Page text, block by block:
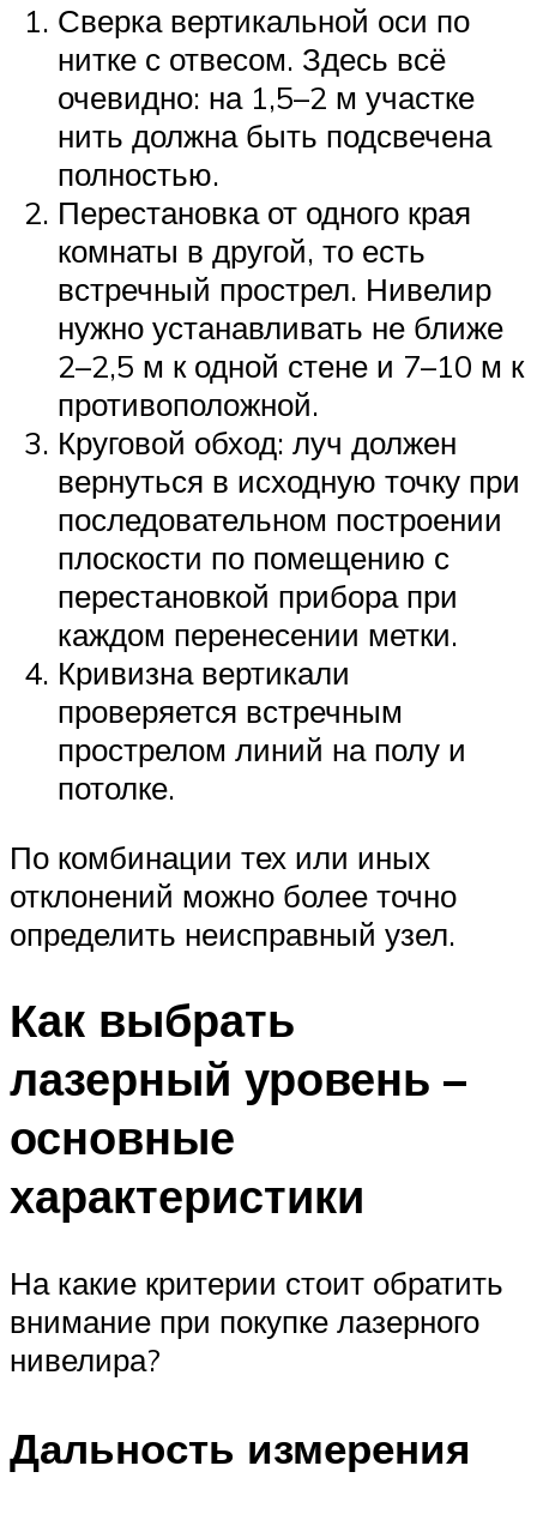
Сверка вертикальной оси по
нитке с отвесом. Здесь всё
очевидно: на 1,5–2 м участке
нить должна быть подсвечена
полностью.
Перестановка от одного края
комнаты в другой, то есть
встречный прострел. Нивелир
нужно устанавливать не ближе
2–2,5 м к одной стене и 7–10 м к
противоположной.
Круговой обход: луч должен
вернуться в исходную точку при
последовательном построении
плоскости по помещению с
перестановкой прибора при
каждом перенесении метки.
Кривизна вертикали
проверяется встречным
прострелом линий на полу и
потолке.
По комбинации тех или иных
отклонений можно более точно
определить неисправный узел.
Как выбрать
лазерный уровень –
основные
характеристики
На какие критерии стоит обратить
внимание при покупке лазерного
нивелира?
Дальность измерения